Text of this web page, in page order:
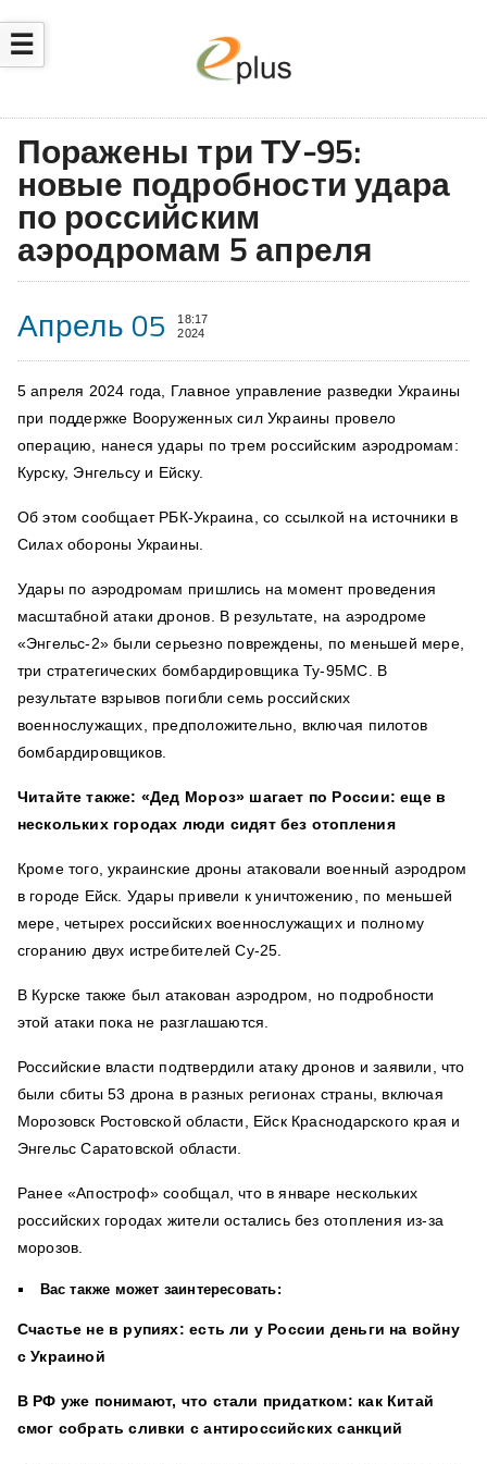
☰
Поражены три ТУ-95:
новые подробности удара
по российским
аэродромам 5 апреля
Апрель 05
18:17
2024
5 апреля 2024 года, Главное управление разведки Украины
при поддержке Вооруженных сил Украины провело
операцию, нанеся удары по трем российским аэродромам:
Курску, Энгельсу и Ейску.
Об этом сообщает РБК-Украина, со ссылкой на источники в
Силах обороны Украины.
Удары по аэродромам пришлись на момент проведения
масштабной атаки дронов. В результате, на аэродроме
«Энгельс-2» были серьезно повреждены, по меньшей мере,
три стратегических бомбардировщика Ту-95МС. В
результате взрывов погибли семь российских
военнослужащих, предположительно, включая пилотов
бомбардировщиков.
Читайте также: «Дед Мороз» шагает по России: еще в
нескольких городах люди сидят без отопления
Кроме того, украинские дроны атаковали военный аэродром
в городе Ейск. Удары привели к уничтожению, по меньшей
мере, четырех российских военнослужащих и полному
сгоранию двух истребителей Су-25.
В Курске также был атакован аэродром, но подробности
этой атаки пока не разглашаются.
Российские власти подтвердили атаку дронов и заявили, что
были сбиты 53 дрона в разных регионах страны, включая
Морозовск Ростовской области, Ейск Краснодарского края и
Энгельс Саратовской области.
Ранее «Апостроф» сообщал, что в январе нескольких
российских городах жители остались без отопления из-за
морозов.
Вас также может заинтересовать:
Счастье не в рупиях: есть ли у России деньги на войну
с Украиной
В РФ уже понимают, что стали придатком: как Китай
смог собрать сливки с антироссийских санкций